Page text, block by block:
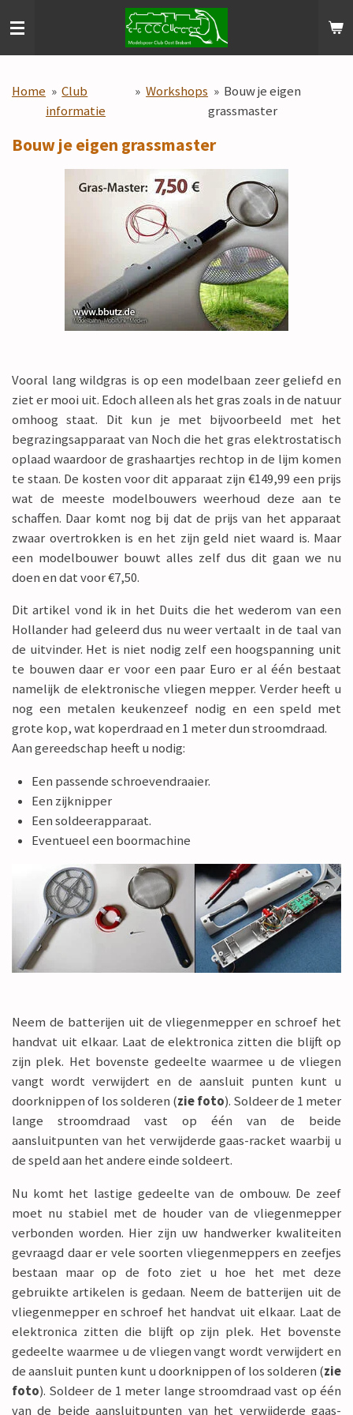
direct
naar
hoofdinhoud
Home » Club
informatie
» Workshops » Bouw je eigen
grassmaster
Bouw je eigen grassmaster
Vooral lang wildgras is op een modelbaan zeer geliefd en
ziet er mooi uit. Edoch alleen als het gras zoals in de natuur
omhoog staat. Dit kun je met bijvoorbeeld met het
begrazingsapparaat van Noch die het gras elektrostatisch
oplaad waardoor de grashaartjes rechtop in de lijm komen
te staan. De kosten voor dit apparaat zijn €149,99 een prijs
wat de meeste modelbouwers weerhoud deze aan te
schaffen. Daar komt nog bij dat de prijs van het apparaat
zwaar overtrokken is en het zijn geld niet waard is. Maar
een modelbouwer bouwt alles zelf dus dit gaan we nu
doen en dat voor €7,50.
Dit artikel vond ik in het Duits die het wederom van een
Hollander had geleerd dus nu weer vertaalt in de taal van
de uitvinder. Het is niet nodig zelf een hoogspanning unit
te bouwen daar er voor een paar Euro er al één bestaat
namelijk de elektronische vliegen mepper. Verder heeft u
nog een metalen keukenzeef nodig en een speld met
grote kop, wat koperdraad en 1 meter dun stroomdraad.
Aan gereedschap heeft u nodig:
Een passende schroevendraaier.
Een zijknipper
Een soldeerapparaat.
Eventueel een boormachine
Neem de batterijen uit de vliegenmepper en schroef het
handvat uit elkaar. Laat de elektronica zitten die blijft op
zijn plek. Het bovenste gedeelte waarmee u de vliegen
vangt wordt verwijdert en de aansluit punten kunt u
doorknippen of los solderen (zie foto). Soldeer de 1 meter
lange stroomdraad vast op één van de beide
aansluitpunten van het verwijderde gaas-racket waarbij u
de speld aan het andere einde soldeert.
Nu komt het lastige gedeelte van de ombouw. De zeef
moet nu stabiel met de houder van de vliegenmepper
verbonden worden. Hier zijn uw handwerker kwaliteiten
gevraagd daar er vele soorten vliegenmeppers en zeefjes
bestaan maar op de foto ziet u hoe het met deze
gebruikte artikelen is gedaan. Neem de batterijen uit de
vliegenmepper en schroef het handvat uit elkaar. Laat de
elektronica zitten die blijft op zijn plek. Het bovenste
gedeelte waarmee u de vliegen vangt wordt verwijdert en
de aansluit punten kunt u doorknippen of los solderen (zie
foto). Soldeer de 1 meter lange stroomdraad vast op één
van de beide aansluitpunten van het verwijderde gaas-